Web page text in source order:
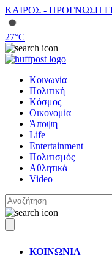
ΚΑΙΡΟΣ - ΠΡΟΓΝΩΣΗ
27°C
Κοινωνία
Πολιτική
Κόσμος
Οικονομία
Άποψη
Life
Entertainment
Πολιτισμός
Αθλητικά
Video
ΚΟΙΝΩΝΙΑ